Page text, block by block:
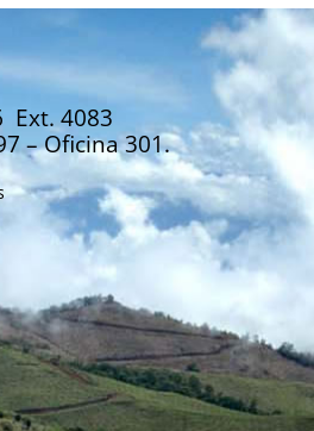
Ext. 4083
– Oficina 301.